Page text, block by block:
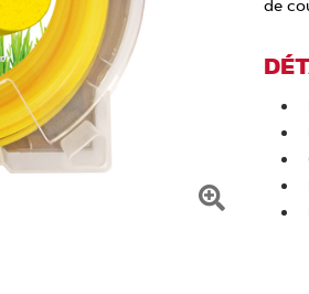
Cliquer
de